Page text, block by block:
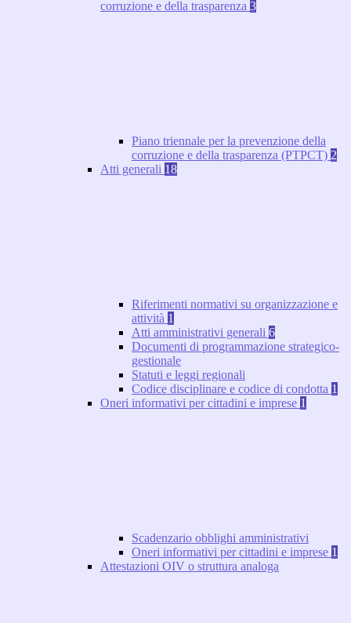
corruzione e della trasparenza 3
Piano triennale per la prevenzione della
corruzione e della trasparenza (PTPCT) 2
Atti generali 18
Riferimenti normativi su organizzazione e
attività 1
Atti amministrativi generali 6
Documenti di programmazione strategico-
gestionale
Statuti e leggi regionali
Codice disciplinare e codice di condotta 1
Oneri informativi per cittadini e imprese 1
Scadenzario obblighi amministrativi
Oneri informativi per cittadini e imprese 1
Attestazioni OIV o struttura analoga